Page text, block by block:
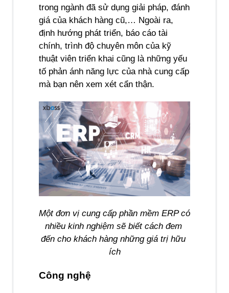
trong ngành đã sử dụng giải pháp, đánh
giá của khách hàng cũ,… Ngoài ra,
định hướng phát triển, báo cáo tài
chính, trình độ chuyên môn của kỹ
thuật viên triển khai cũng là những yếu
tố phản ánh năng lực của nhà cung cấp
mà bạn nên xem xét cẩn thận.
Một đơn vị cung cấp phần mềm ERP có
nhiều kinh nghiệm sẽ biết cách đem
đến cho khách hàng những giá trị hữu
ích
Công nghệ